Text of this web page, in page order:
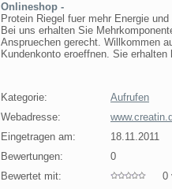
Onlineshop -
Protein Riegel fuer mehr Energie
Bei uns erhalten Sie
Anspruechen gerecht. Willkommen
Kundenkonto eroeffnen. Sie
Kategorie:
Aufrufen
Webadresse:
Eingetragen am:
18.11.2011
Bewertungen:
0
Bewertet mit:
0